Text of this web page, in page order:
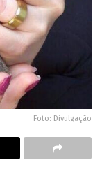
Foto: Divulgação